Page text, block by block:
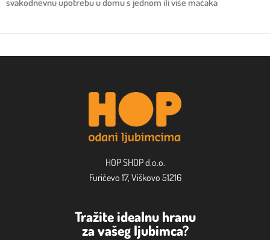
HOP SHOP d.o.o.
Furićevo 17, Viškovo 51216
Tražite idealnu hranu
za vašeg ljubimca?